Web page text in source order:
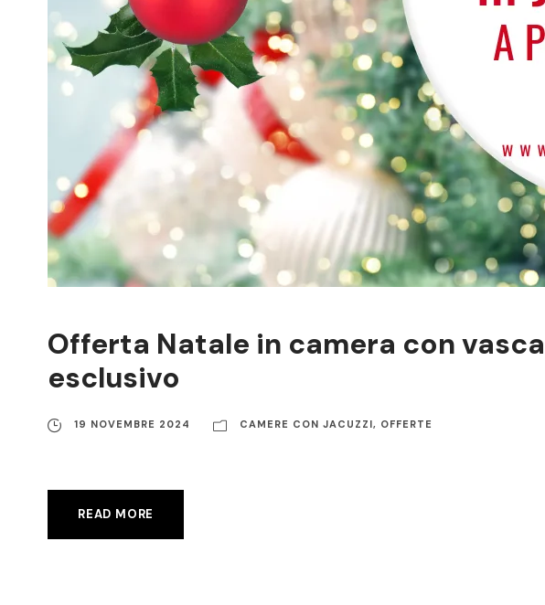
Offerta Natale in camera con
esclusivo
19 NOVEMBRE 2024 CAMERE CON JACUZZI, OFFERTE
READ MORE